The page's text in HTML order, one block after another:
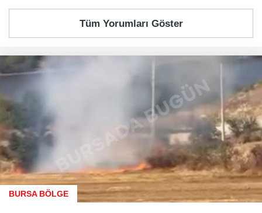
Tüm Yorumları Göster
BURSA BÖLGE